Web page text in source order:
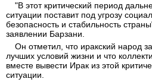
"В этот критический период
ситуации поставит под угрозу
безопасность и стабильность
заявлении Барзани.
Он отметил, что иракский народ
лучших условий жизни и что
вместе вывести Ирак из этой
ситуации.